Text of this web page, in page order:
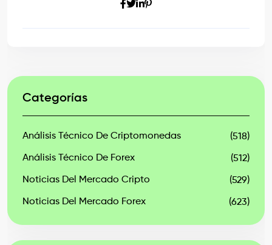
Categorías
Análisis Técnico De Criptomonedas (518)
Análisis Técnico De Forex (512)
Noticias Del Mercado Cripto (529)
Noticias Del Mercado Forex (623)